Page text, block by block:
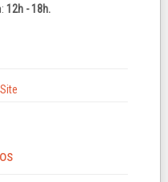
12h - 18h.